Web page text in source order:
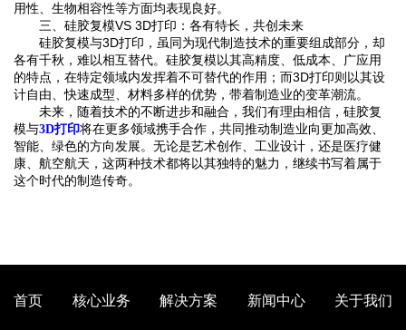
用性、生物相容性等方面均表现良好。
‌三、硅胶复模VS 3D打印：各有特长，共创未来‌
硅胶复模与3D打印，虽同为现代制造技术的重要组成部分，却
各有千秋，难以相互替代。硅胶复模以其高精度、低成本、广应用
的特点，在特定领域内发挥着不可替代的作用；而3D打印则以其设
计自由、快速成型、材料多样的优势，带着制造业的变革潮流。
未来，随着技术的不断进步和融合，我们有理由相信，硅胶复
模与3D打印将在更多领域携手合作，共同推动制造业向更加高效、
智能、绿色的方向发展。无论是艺术创作、工业设计，还是医疗健
康、航空航天，这两种技术都将以其独特的魅力，继续书写着属于
这个时代的制造传奇。
首页 核心业务 解决方案 新闻中心 关于我们